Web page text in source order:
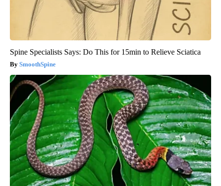
Spine Specialists Says: Do This for 15min to Relieve Sciatica
SmoothSpine